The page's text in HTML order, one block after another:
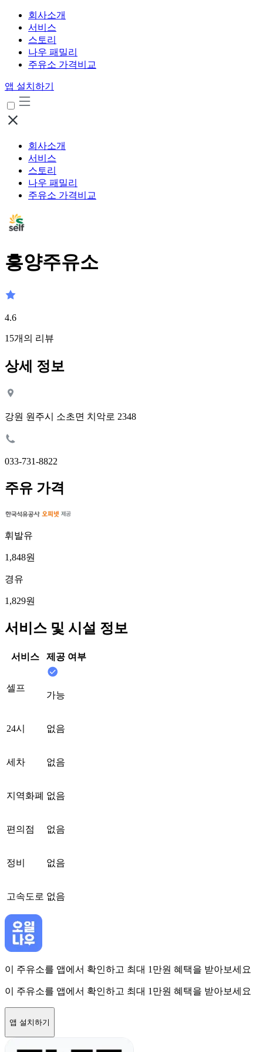
회사소개
서비스
스토리
나우 패밀리
주유소 가격비교
앱 설치하기
회사소개
서비스
스토리
나우 패밀리
주유소 가격비교
흥양주유소
4.6
15개의 리뷰
상세 정보
강원 원주시 소초면 치악로 2348
033-731-8822
주유 가격
휘발유
1,848원
경유
1,829원
서비스 및 시설 정보
서비스 제공 여부
셀프
가능
24시 없음
세차 없음
지역화폐 없음
편의점 없음
정비 없음
고속도로 없음
이 주유소를 앱에서 확인하고 최대 1만원 혜택을 받아보세요
이 주유소를 앱에서 확인하고 최대 1만원 혜택을 받아보세요
앱 설치하기